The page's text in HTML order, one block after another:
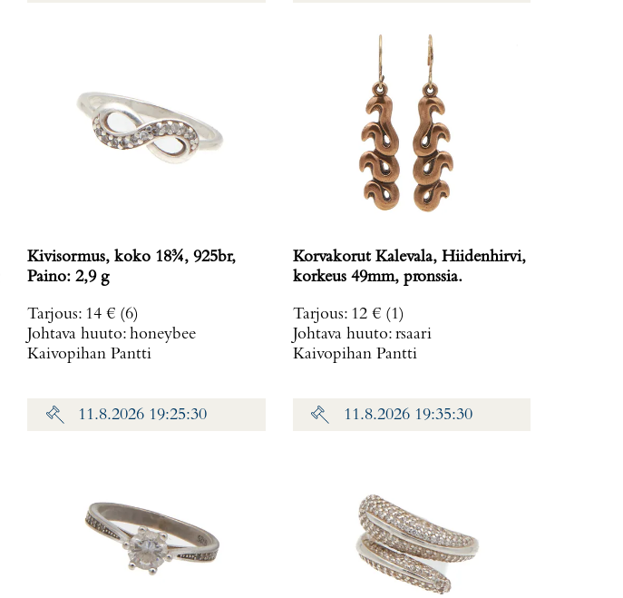
Kivisormus, koko 18¾, 925br,
Paino: 2,9 g
Tarjous: 14 € (6)
Johtava huuto: honeybee
Kaivopihan Pantti
Korvakorut Kalevala, Hiidenhirvi,
korkeus 49mm, pronssia.
Tarjous: 12 € (1)
Johtava huuto: rsaari
Kaivopihan Pantti
11.8.2026 19:25:30 11.8.2026 19:35:30